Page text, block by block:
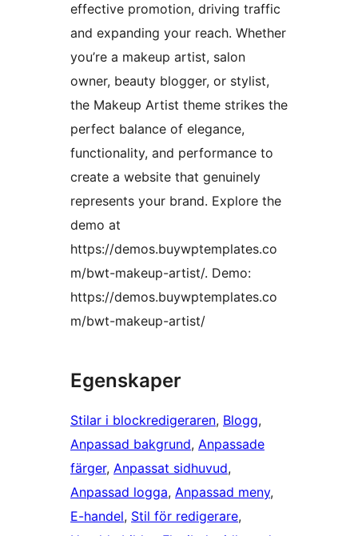
effective promotion, driving traffic
and expanding your reach. Whether
you’re a makeup artist, salon
owner, beauty blogger, or stylist,
the Makeup Artist theme strikes the
perfect balance of elegance,
functionality, and performance to
create a website that genuinely
represents your brand. Explore the
demo at
https://demos.buywptemplates.co
m/bwt-makeup-artist/. Demo:
https://demos.buywptemplates.co
m/bwt-makeup-artist/
Egenskaper
Stilar i blockredigeraren, Blogg
Anpassad bakgrund, Anpassade
färger, Anpassat sidhuvud
Anpassad logga, Anpassad meny
E-handel, Stil för redigerare